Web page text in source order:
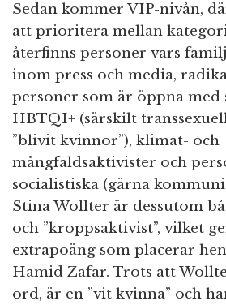
Sedan kommer VIP-nivån,
att prioritera mellan
återfinns personer vars
inom press och media,
personer som är öppna
HBTQI+ (särskilt
”blivit kvinnor”), klimat- och
mångfaldsaktivister och
socialistiska (gärna
Stina Wollter är dessutom
och ”kroppsaktivist”, vilket
extrapoäng som placerar
Hamid Zafar. Trots att
ord, är en ”vit kvinna” och